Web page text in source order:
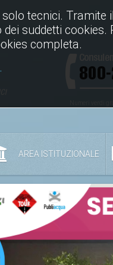
AREA ISTITUZIONALE
tecnici.
suddetti
completa.